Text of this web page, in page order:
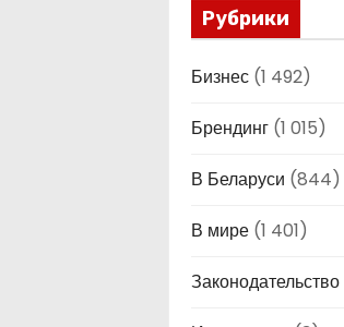
Рубрики
Бизнес (1 492)
Брендинг (1 015)
В Беларуси (844)
В мире (1 401)
Законодательство